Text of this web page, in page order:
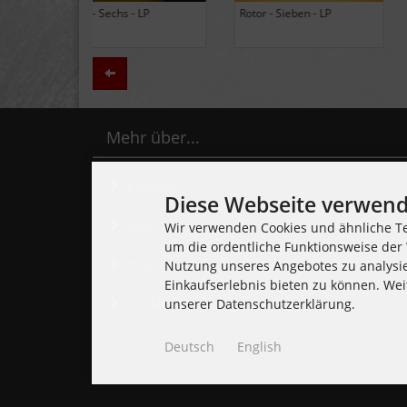
Black Lung - Ancients - LP
Daily Thompson - Glue - LP
Zurück
Mehr über...
Lieferzeit
Impressum
Cookie Einstellungen
Diese Webseite
Wir verwenden Cookies und ähnliche
um die ordentliche Funktionsweise
Nutzung unseres Angebotes zu
Einkaufserlebnis bieten zu können.
unserer Datenschutzerklärung.
Deutsch English